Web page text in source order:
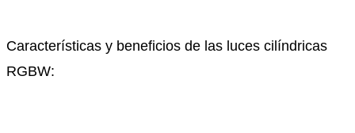
Características y beneficios de las luces cilíndricas
RGBW: